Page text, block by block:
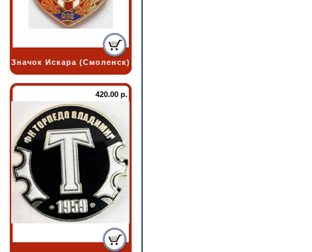
Значок Искара (Смоленск)
420.00 р.